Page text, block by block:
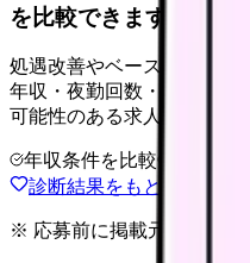
を比較できます。
処遇改善やベースアップは
年収・夜勤回数・希望条件
可能性のある求人を相談で
年収条件を比較
診断結果をもとに職場を
※ 応募前に掲載元の最新情